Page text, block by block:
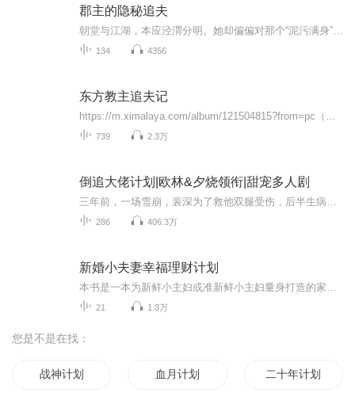
郡主的隐秘追夫
134 4356
东方教主追夫记
739 2.3万
倒追大佬计划|欧林&夕烧领衔|甜宠多人剧
286 406.3万
新婚小夫妻幸福理财计划
21 1.3万
您是不是在找：
战神计划 血月计划 二十年计划